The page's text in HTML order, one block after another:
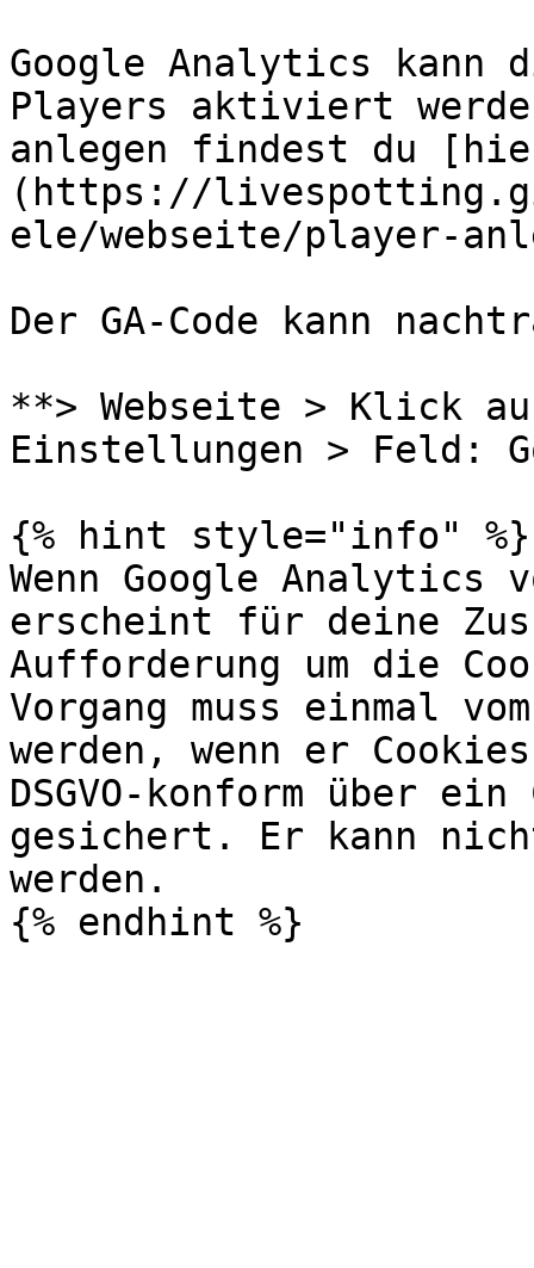
Google Analytics kann
Players aktiviert
anlegen findest du
(https://
ele/webseite/player-
Der GA-Code kann
**> Webseite > Klick
Einstellungen > Feld:
{% hint style="info" %}
Wenn Google
erscheint für deine
Aufforderung um die
Vorgang muss einmal
werden, wenn er
DSGVO-konform über ein
gesichert. Er kann
werden.